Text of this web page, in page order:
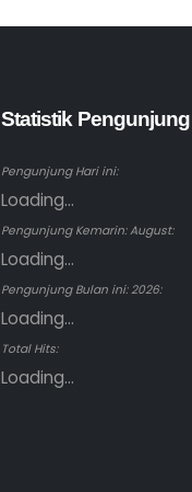
Statistik Pengunjung
Pengunjung Hari ini:
Loading...
Pengunjung Kemarin: August:
Loading...
Pengunjung Bulan ini: 2026:
Loading...
Total Hits:
Loading...